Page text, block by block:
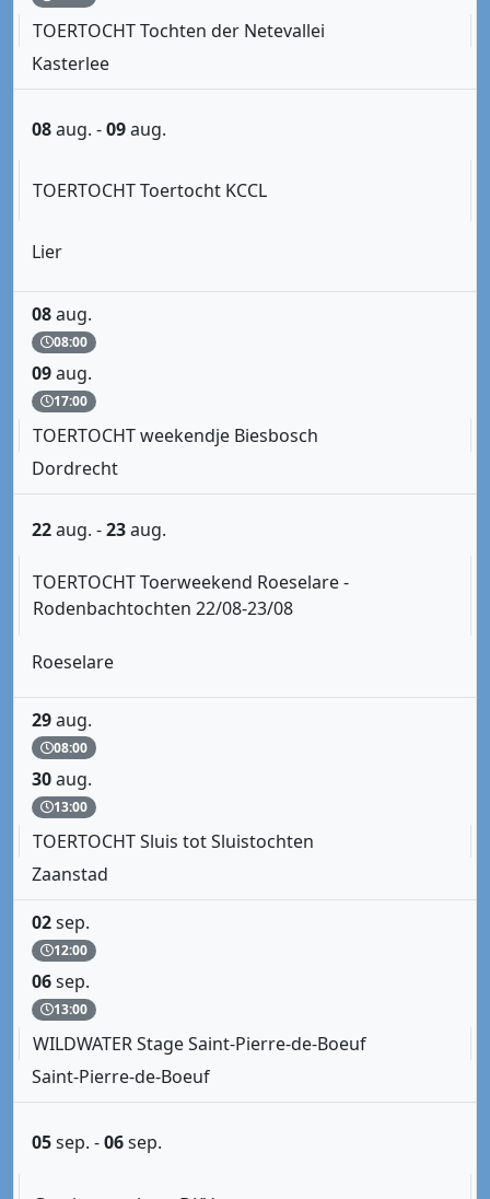
TOERTOCHT Tochten der Netevallei
Kasterlee
08aug. -09aug.
TOERTOCHT Toertocht KCCL
Lier
08aug.
08:00
09aug.
17:00
TOERTOCHT weekendje Biesbosch
Dordrecht
22aug. -23aug.
TOERTOCHT Toerweekend Roeselare -
Rodenbachtochten 22/08-23/08
Roeselare
29aug.
08:00
30aug.
13:00
TOERTOCHT Sluis tot Sluistochten
Zaanstad
02sep.
12:00
06sep.
13:00
WILDWATER Stage Saint-Pierre-de-Boeuf
Saint-Pierre-de-Boeuf
05sep. -06sep.